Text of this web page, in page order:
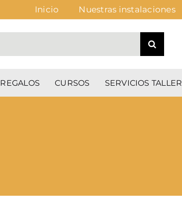
Inicio Nuestras instalaciones
REGALOS CURSOS SERVICIOS TALLER